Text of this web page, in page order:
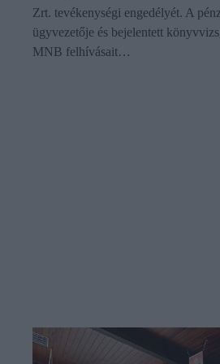
Zrt. tevékenységi engedélyét. A
ügyvezetője és bejelentett
MNB felhívásait…